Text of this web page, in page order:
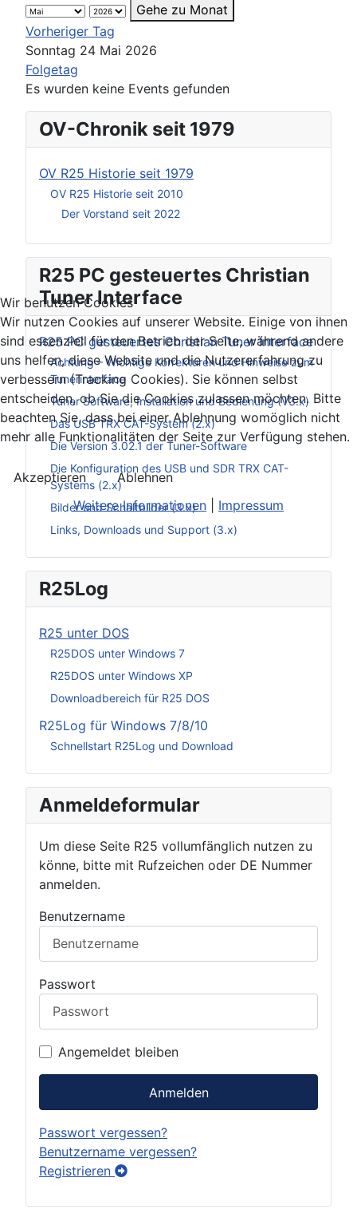
OV-Chronik seit 1979
OV R25 Historie seit 1979
OV R25 Historie seit 2010
Der Vorstand seit 2022
R25 PC gesteuertes Christian
Tuner Interface
R25 PC gesteuertes Christian Tuner Interface
Achtung – Wichtige Korrekturen und Hinweise zum
Tunerinterface
Tuner Software, Installation und Bedienung (V3.x)
Das USB TRX CAT-System (2.x)
Die Version 3.02.1 der Tuner-Software
Die Konfiguration des USB und SDR TRX CAT-
Systems (2.x)
Bilder und Schaltbilder (3.x)
Links, Downloads und Support (3.x)
R25Log
R25 unter DOS
R25DOS unter Windows 7
R25DOS unter Windows XP
Downloadbereich für R25 DOS
R25Log für Windows 7/8/10
Schnellstart R25Log und Download
Anmeldeformular
Um diese Seite R25 vollumfänglich nutzen zu
könne, bitte mit Rufzeichen oder DE Nummer
anmelden.
Benutzername
Passwort
Angemeldet bleiben
Anmelden
Passwort vergessen?
Benutzername vergessen?
Registrieren
Gehe zu Monat
Vorheriger Tag
Sonntag 24 Mai 2026
Folgetag
Es wurden keine Events gefunden
Wir benutzen Cookies
Wir nutzen Cookies auf unserer Website. Einige von ihnen
sind essenziell für den Betrieb der Seite, während andere
uns helfen, diese Website und die Nutzererfahrung zu
verbessern (Tracking Cookies). Sie können selbst
entscheiden, ob Sie die Cookies zulassen möchten. Bitte
beachten Sie, dass bei einer Ablehnung womöglich nicht
mehr alle Funktionalitäten der Seite zur Verfügung stehen.
Akzeptieren
Ablehnen
Weitere Informationen
Impressum